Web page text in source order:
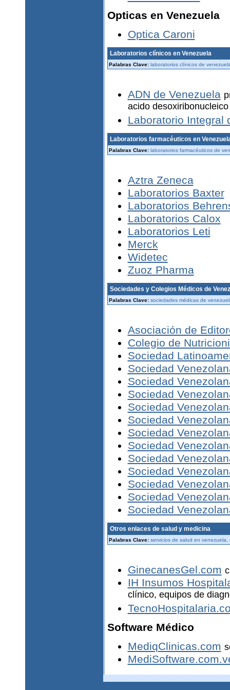
Opticas en Venezuela
Optica Caroni
Laboratorios clínicos en Venezuela
Palabras Clave: laboratorios clínicos de
ADN de Venezuela
acido
Laboratorio Integral
Laboratorios farmacéuticos en
Palabras Clave: laboratorios farmacéuticos de
Aztra Zeneca
Laboratorios Baxter
Laboratorios
Laboratorios Calox
Laboratorios Leti
Merck
Widetec
Zuoz Pharma
Sociedades y Colegios Médicos de
Palabras Clave: sociedades médicas de
Asociación de
Colegio de
Sociedad
Sociedad
Sociedad
Sociedad
Sociedad
Sociedad
Sociedad
Sociedad
Sociedad
Sociedad
Sociedad
Sociedad
Sociedad
Otros enlaces de salud y medicina
Palabras Clave: servicios de salud en
GinecanesGel.com
IH Insumos
clínico, equipos de
Software Médico
MediqClinicas.com